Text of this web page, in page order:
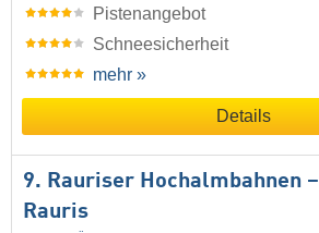
Pistenangebot
Schneesicherheit
mehr »
Details
9. Rauriser Hochalmbahnen –
Rauris